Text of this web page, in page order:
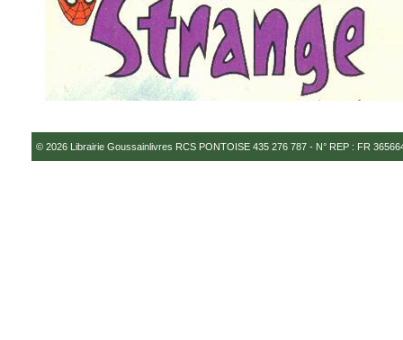
© 2026 Librairie Goussainlivres RCS PONTOISE 435 276 787 - N° REP : FR